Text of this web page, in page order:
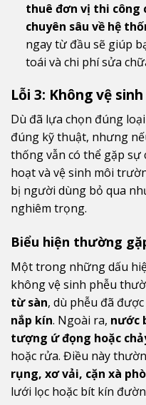
thuê đơn vị thi công
chuyên sâu về hệ
ngay từ đầu sẽ giúp
toái và chi phí sửa
Lỗi 3: Không vệ
Dù đã lựa chọn đúng loại
đúng kỹ thuật, nhưng
thống vẫn có thể gặp sự
hoạt và vệ sinh môi
bị người dùng bỏ qua
nghiêm trọng.
Biểu hiện thường
Một trong những dấu
không vệ sinh phễu
từ sàn, dù phễu đã
nắp kín. Ngoài ra, nước
tượng ứ đọng hoặc
hoặc rửa. Điều này
rụng, xơ vải, cặn xà
lưới lọc hoặc bít kín